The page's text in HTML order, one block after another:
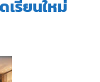
รียนใหม่